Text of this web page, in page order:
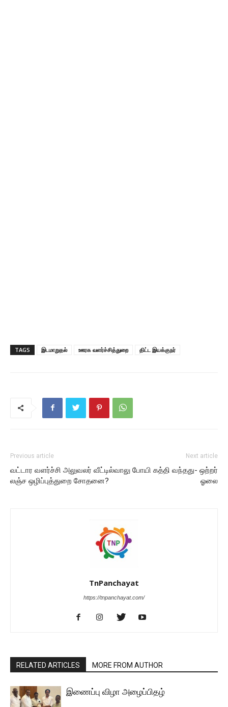
TAGS இடமாறுதல் ஊரக வளர்ச்சித்துறை திட்ட இயக்குநர்
Previous article
வட்டார வளர்ச்சி அலுவலர் வீட்டில்
லஞ்ச ஒழிப்புத்துறை சோதனை?
Next article
வாலு போயி கத்தி வந்தது- ஒற்றர்
ஓலை
TnPanchayat
https://tnpanchayat.com/
RELATED ARTICLES MORE FROM AUTHOR
இணைப்பு விழா அழைப்பிதழ்